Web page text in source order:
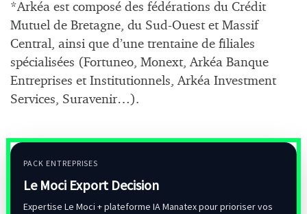
*Arkéa est composé des fédérations du Crédit
Mutuel de Bretagne, du Sud-Ouest et Massif
Central, ainsi que d’une trentaine de filiales
spécialisées (Fortuneo, Monext, Arkéa Banque
Entreprises et Institutionnels, Arkéa Investment
Services, Suravenir…).
PACK ENTREPRISES
Le Moci Export Decision
Expertise Le Moci + plateforme IA Manatex pour prioriser vos